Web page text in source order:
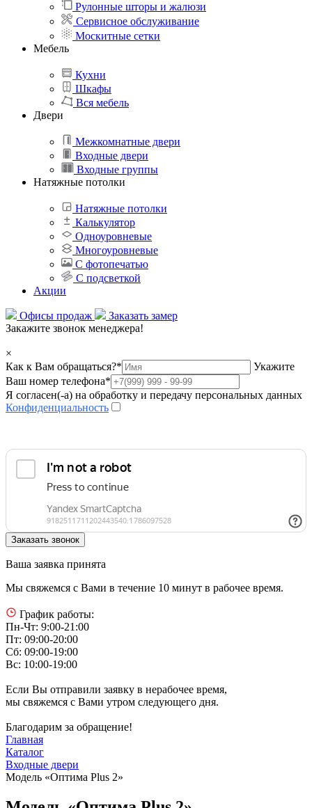
Рулонные шторы и жалюзи
Сервисное обслуживание
Москитные сетки
Мебель
Кухни
Шкафы
Вся мебель
Двери
Межкомнатные двери
Входные двери
Входные группы
Натяжные потолки
Натяжные потолки
Калькулятор
Одноуровневые
Многоуровневые
С фотопечатью
С подсветкой
Акции
Офисы продаж
Заказать замер
Закажите звонок менеджера!
×
Как к Вам обращаться?*
Укажите
Ваш номер телефона*
Я согласен(-а) на обработку и передачу персональных данных
Конфиденциальность
Ваша заявка принята
Мы свяжемся с Вами в течение 10 минут в рабочее время.
График работы:
Пн-Чт: 9:00-21:00
Пт: 09:00-20:00
Сб: 09:00-19:00
Вс: 10:00-19:00
Если Вы отправили заявку в нерабочее время,
мы свяжемся с Вами утром следующего дня.
Благодарим за обращение!
Главная
Каталог
Входные двери
Модель «Оптима Plus 2»